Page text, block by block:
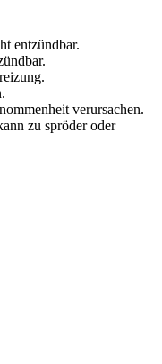
entzündbar.
verursachen.
zu spröder oder